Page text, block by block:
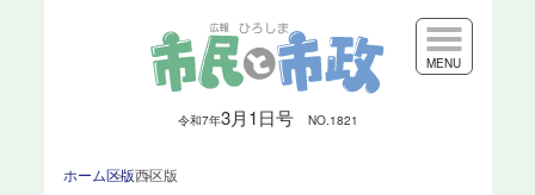
令和7年3月1日号 NO.1821
MENU
ホーム区版西区版